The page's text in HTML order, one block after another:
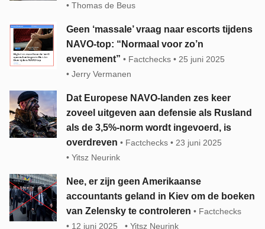
Thomas de Beus
Geen ‘massale’ vraag naar escorts tijdens
NAVO-top: “Normaal voor zo’n
evenement”
Factchecks
25 juni 2025
Jerry Vermanen
Dat Europese NAVO-landen zes keer
zoveel uitgeven aan defensie als Rusland
als de 3,5%-norm wordt ingevoerd, is
overdreven
Factchecks
23 juni 2025
Yitsz Neurink
Nee, er zijn geen Amerikaanse
accountants geland in Kiev om de boeken
van Zelensky te controleren
Factchecks
12 juni 2025
Yitsz Neurink